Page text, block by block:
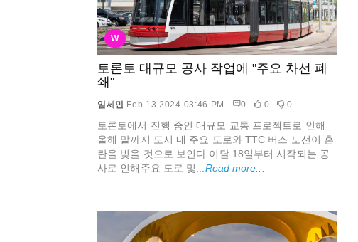
W
토론토 대규모 공사 작업에 "주요 차선 폐
쇄"
임세민 Feb 13 2024 03:46 PM 0 0 0
토론토에서 진행 중인 대규모 교통 프로젝트로 인해
올해 말까지 도시 내 주요 도로와 TTC 버스 노선이 혼
란을 빚을 것으로 보인다.이달 18일부터 시작되는 공
사로 인해주요 도로 및... Read more...